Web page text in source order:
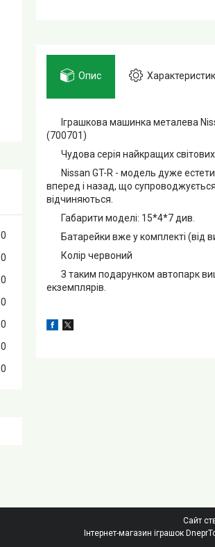
Опис
Іграшкова машинка металева
(700701)
Чудова серія найкращих
Nissan GT-R - модель дуже
вперед і назад, що
відчиняються.
Габарити моделі: 15*4*7 див.
Батарейки вже у комплекті (від
Колір червоний
З таким подарунком автопарк
екземплярів.
Сайт